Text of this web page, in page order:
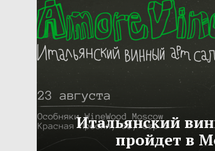
Итальянский
пройдет в